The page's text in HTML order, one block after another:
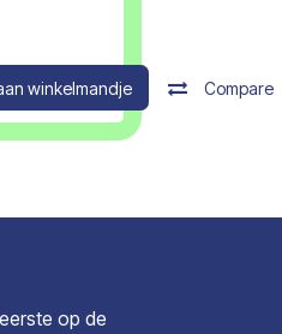
winkelmandje Compare
op de